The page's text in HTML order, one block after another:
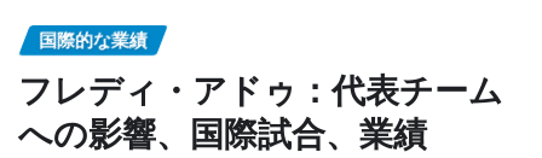
国際的な業績
フレディ・アドゥ：代表チーム
への影響、国際試合、業績